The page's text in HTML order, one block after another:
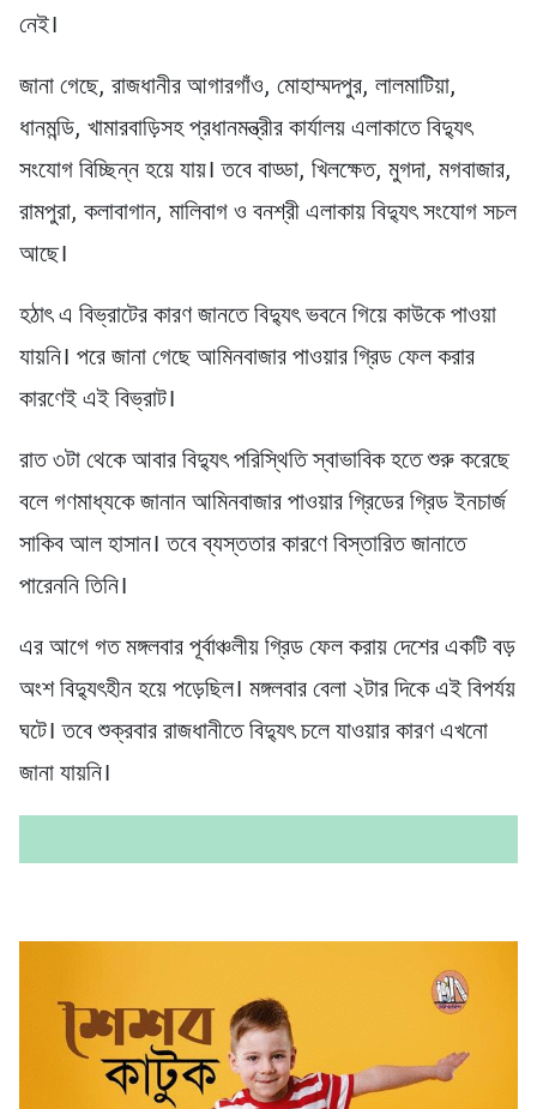
নেই।
জানা গেছে, রাজধানীর আগারগাঁও, মোহাম্মদপুর, লালমাটিয়া,
ধানমন্ডি, খামারবাড়িসহ প্রধানমন্ত্রীর কার্যালয় এলাকাতে বিদ্যুৎ
সংযোগ বিচ্ছিন্ন হয়ে যায়। তবে বাড্ডা, খিলক্ষেত, মুগদা, মগবাজার,
রামপুরা, কলাবাগান, মালিবাগ ও বনশ্রী এলাকায় বিদ্যুৎ সংযোগ সচল
আছে।
হঠাৎ এ বিভ্রাটের কারণ জানতে বিদ্যুৎ ভবনে গিয়ে কাউকে পাওয়া
যায়নি। পরে জানা গেছে আমিনবাজার পাওয়ার গ্রিড ফেল করার
কারণেই এই বিভ্রাট।
রাত ৩টা থেকে আবার বিদ্যুৎ পরিস্থিতি স্বাভাবিক হতে শুরু করেছে
বলে গণমাধ্যকে জানান আমিনবাজার পাওয়ার গ্রিডের গ্রিড ইনচার্জ
সাকিব আল হাসান। তবে ব্যস্ততার কারণে বিস্তারিত জানাতে
পারেননি তিনি।
এর আগে গত মঙ্গলবার পূর্বাঞ্চলীয় গ্রিড ফেল করায় দেশের একটি বড়
অংশ বিদ্যুৎহীন হয়ে পড়েছিল। মঙ্গলবার বেলা ২টার দিকে এই বিপর্যয়
ঘটে। তবে শুক্রবার রাজধানীতে বিদ্যুৎ চলে যাওয়ার কারণ এখনো
জানা যায়নি।